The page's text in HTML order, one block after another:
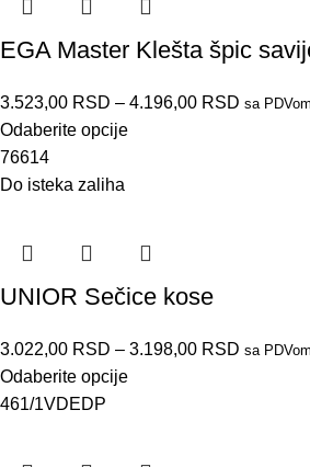
EGA Master Klešta špic
3.523,00 RSD – 4.196,00 RSD sa PDVom
Odaberite opcije
76614
Do isteka zaliha
UNIOR Sečice kose
3.022,00 RSD – 3.198,00 RSD sa PDVom
Odaberite opcije
461/1VDEDP